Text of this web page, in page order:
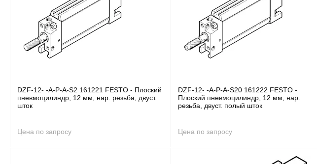
DZF-12- -A-P-A-S2 161221 FESTO - Плоский
пневмоцилиндр, 12 мм, нар. резьба, двуст.
шток
Цена по запросу
DZF-12- -A-P-A-S20 161222 FESTO -
Плоский пневмоцилиндр, 12 мм, нар.
резьба, двуст. полый шток
Цена по запросу